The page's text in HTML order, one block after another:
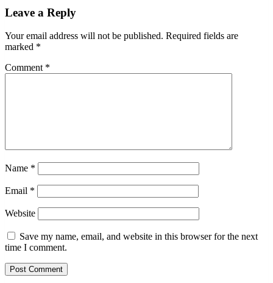
Leave a Reply
Your email address will not be published. Required fields are
marked *
Comment *
Name *
Email *
Website
Save my name, email, and website in this browser for the next
time I comment.